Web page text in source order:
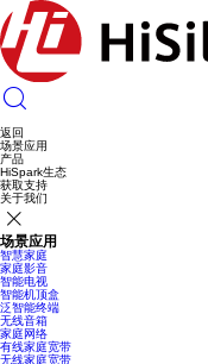
返回
场景应用
产品
HiSpark生态
获取支持
关于我们
场景应用
智慧家庭
家庭影音
智能电视
智能机顶盒
泛智能终端
无线音箱
家庭网络
有线家庭宽带
无线家庭宽带